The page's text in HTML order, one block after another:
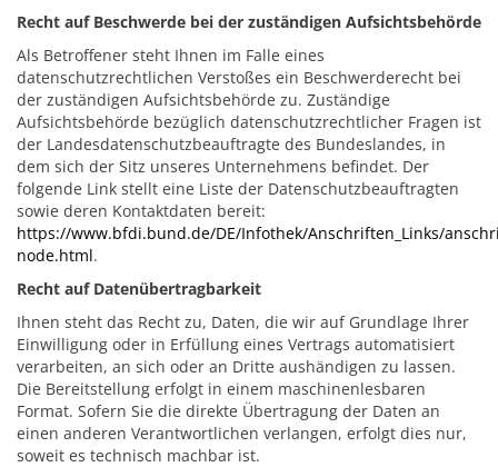
Recht auf Beschwerde bei der zuständigen Aufsichtsbehörde
Als Betroffener steht Ihnen im Falle eines
datenschutzrechtlichen Verstoßes ein Beschwerderecht bei
der zuständigen Aufsichtsbehörde zu. Zuständige
Aufsichtsbehörde bezüglich datenschutzrechtlicher Fragen ist
der Landesdatenschutzbeauftragte des Bundeslandes, in
dem sich der Sitz unseres Unternehmens befindet. Der
folgende Link stellt eine Liste der Datenschutzbeauftragten
sowie deren Kontaktdaten bereit:
https://www.bfdi.bund.de/DE/Infothek/Anschriften_Links/
node.html.
Recht auf Datenübertragbarkeit
Ihnen steht das Recht zu, Daten, die wir auf Grundlage Ihrer
Einwilligung oder in Erfüllung eines Vertrags automatisiert
verarbeiten, an sich oder an Dritte aushändigen zu lassen.
Die Bereitstellung erfolgt in einem maschinenlesbaren
Format. Sofern Sie die direkte Übertragung der Daten an
einen anderen Verantwortlichen verlangen, erfolgt dies nur,
soweit es technisch machbar ist.